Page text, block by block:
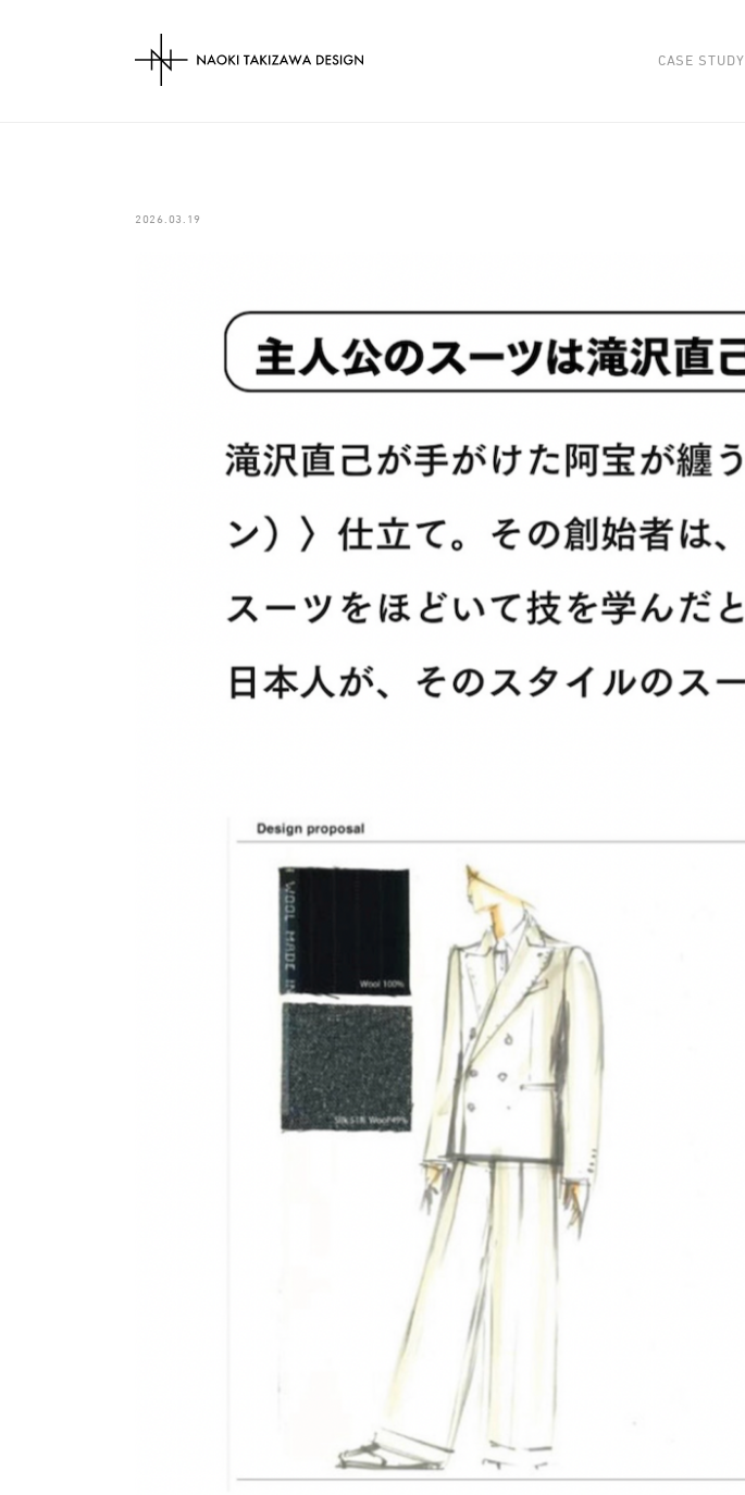
CASE STUDY
2026.03.19